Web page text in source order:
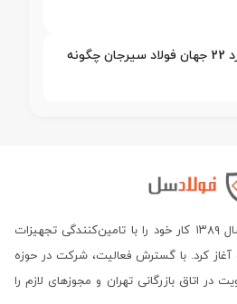
قیمت هر شاخه میلگرد 22 جهان فولاد سیرجان چگونه
هلدینگ پترو سازه ساحل، در سال ۱۳۸۹ کار خود را با تامین‌کنندگی تجهیزات
آغاز کرد. با گسترش فعالیت، شرکت در حوزه
در اتاق بازرگانی تهران و مجوزهای لازم را